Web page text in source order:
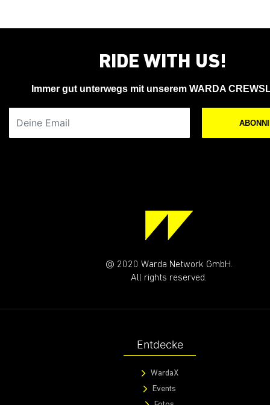
RIDE WITH US!
Immer gut unterwegs mit unserem WARDA
@ 2020 Warda Network GmbH.
All rights reserved.
Entdecke
WardaX
Events